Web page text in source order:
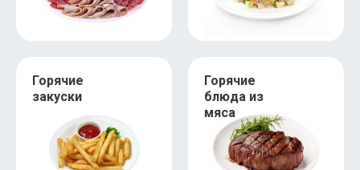
Горячие
закуски
Горячие
блюда из
мяса